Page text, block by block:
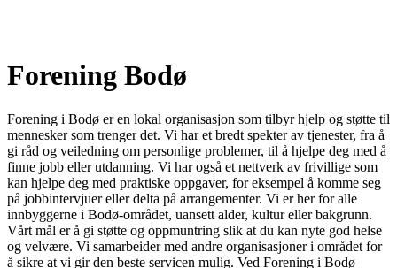
Forening Bodø
Forening i Bodø er en lokal organisasjon som tilbyr hjelp og støtte til
mennesker som trenger det. Vi har et bredt spekter av tjenester, fra å
gi råd og veiledning om personlige problemer, til å hjelpe deg med å
finne jobb eller utdanning. Vi har også et nettverk av frivillige som
kan hjelpe deg med praktiske oppgaver, for eksempel å komme seg
på jobbintervjuer eller delta på arrangementer. Vi er her for alle
innbyggerne i Bodø-området, uansett alder, kultur eller bakgrunn.
Vårt mål er å gi støtte og oppmuntring slik at du kan nyte god helse
og velvære. Vi samarbeider med andre organisasjoner i området for
å sikre at vi gir den beste servicen mulig. Ved Forening i Bodø